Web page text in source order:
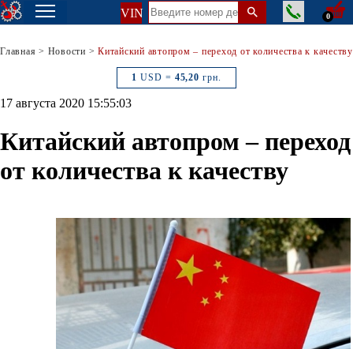
VIN 0
Главная > Новости >Китайский автопром – переход от количества к качеству
1 USD = 45,20 грн.
17 августа 2020 15:55:03
Китайский автопром – переход
от количества к качеству